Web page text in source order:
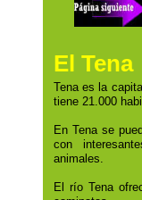
Tena es la
tiene 21.000
En Tena se
con
animales.
El río Tena
El Tena